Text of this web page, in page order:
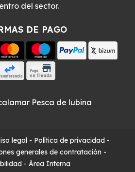
del sector.
DE PAGO
Pesca de lubina
legal- Política de privacidad-
generales de contratación -
- Área Interna